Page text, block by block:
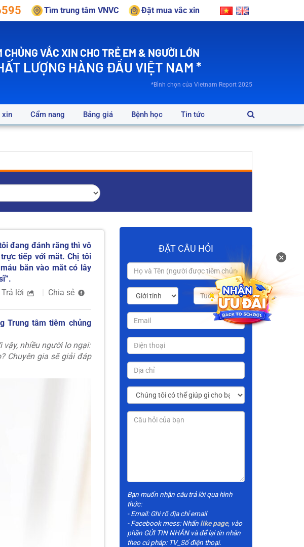
Tìm trung tâm VNVC Đặt mua vắc xin
VẮC XIN CHO TRẺ EM & NGƯỜI LỚN
LƯỢNG HÀNG ĐẦU VIỆT NAM *
*Bình chọn của Vietnam Report 2025
xin Cẩm nang Bảng giá Bệnh học Tin tức
đang đánh răng thì vô
tiếp với mắt. Chị tôi
bắn vào mắt có lây
Trả lời Chia sẻ
Trung tâm tiêm chủng
vậy, nhiều người lo ngại:
Chuyên gia sẽ giải đáp
ĐẶT CÂU HỎI
Bạn muốn nhận câu trả lời qua hình
thức:
- Email: Ghi rõ địa chỉ email
- Facebook mess: Nhấn like page, vào
phần GỬI TIN NHẮN và để lại tin nhắn
theo cú pháp: TV_Số điện thoại.
×